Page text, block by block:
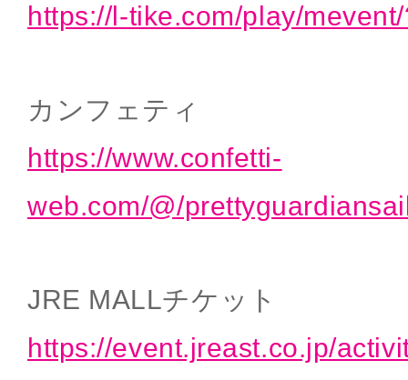
https://l-tike.com/play/
カンフェティ
https://www.confetti-
web.com/@/
JRE MALLチケット
https://event.jreast.co.jp/